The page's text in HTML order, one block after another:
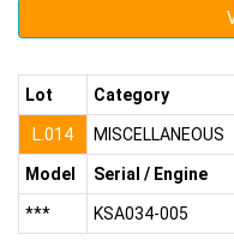
Lot Category
L.014 MISCELLANEOUS
Model Serial / Engine
*** KSA034-005